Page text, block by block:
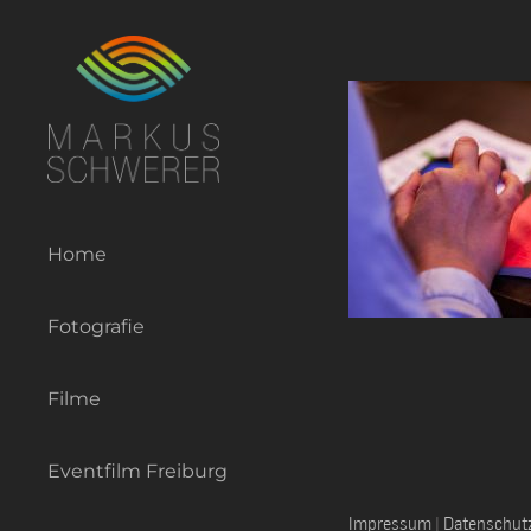
Home
Fotografie
Filme
Eventfilm Freiburg
Impressum |